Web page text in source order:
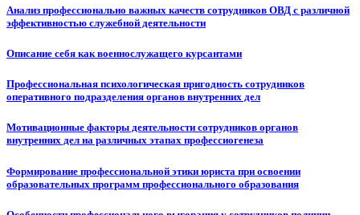
Анализ профессионально важных качеств сотрудников ОВД с различной
эффективностью служебной деятельности
Описание себя как военнослужащего курсантами
Профессиональная психологическая пригодность сотрудников
оперативного подразделения органов внутренних дел
Мотивационные факторы деятельности сотрудников органов
внутренних дел на различных этапах профессиогенеза
Формирование профессиональной этики юриста при освоении
образовательных программ профессионального образования